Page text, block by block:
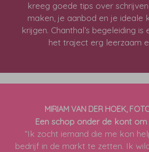
kreeg goede tips over
maken, je aanbod en je ideale
krijgen. Chanthal’s begeleiding
het traject erg leerzaam
MIRIAM VAN DER HOEK,
Een schop onder de kont
“Ik zocht iemand die me kon
bedrijf in de markt te zetten. Ik